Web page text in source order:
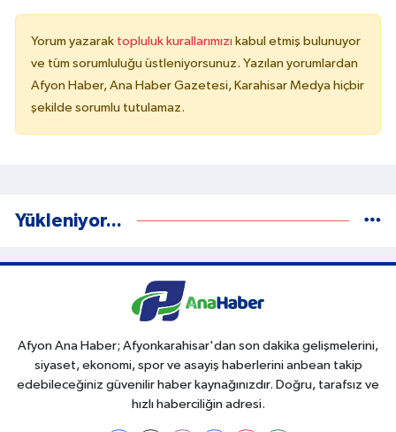
Yorum yazarak topluluk kurallarımızı kabul etmiş bulunuyor
ve tüm sorumluluğu üstleniyorsunuz. Yazılan yorumlardan
Afyon Haber, Ana Haber Gazetesi, Karahisar Medya hiçbir
şekilde sorumlu tutulamaz.
Yükleniyor...
Afyon Ana Haber; Afyonkarahisar'dan son dakika gelişmelerini,
siyaset, ekonomi, spor ve asayiş haberlerini anbean takip
edebileceğiniz güvenilir haber kaynağınızdır. Doğru, tarafsız ve
hızlı haberciliğin adresi.